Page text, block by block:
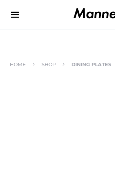
HOME SHOP DINING PLATES